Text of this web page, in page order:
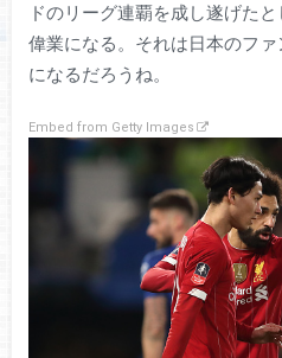
ドのリーグ連覇を成し遂げた
偉業になる。それは日本のフ
になるだろうね。
Embed from Getty Images